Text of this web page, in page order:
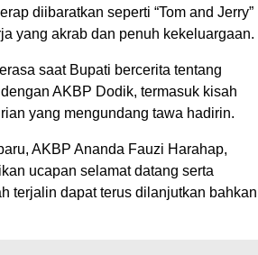
diibaratkan seperti “Tom and Jerry”
yang akrab dan penuh kekeluargaan.
saat Bupati bercerita tentang
AKBP Dodik, termasuk kisah
yang mengundang tawa hadirin.
AKBP Ananda Fauzi Harahap,
ucapan selamat datang serta
terjalin dapat terus dilanjutkan bahkan